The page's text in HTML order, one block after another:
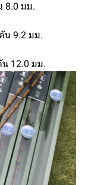
8.0 มม.
น 9.2 มม.
12.0 มม.